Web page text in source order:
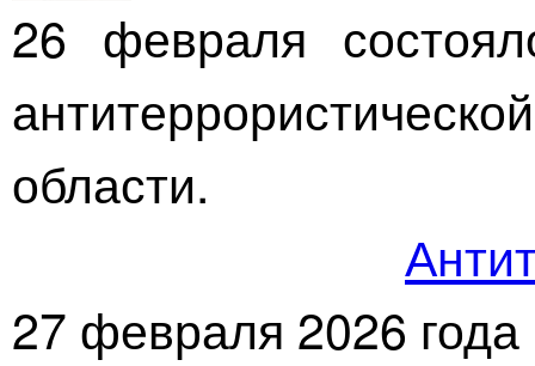
26 февраля
области.
27 февраля 2026 года